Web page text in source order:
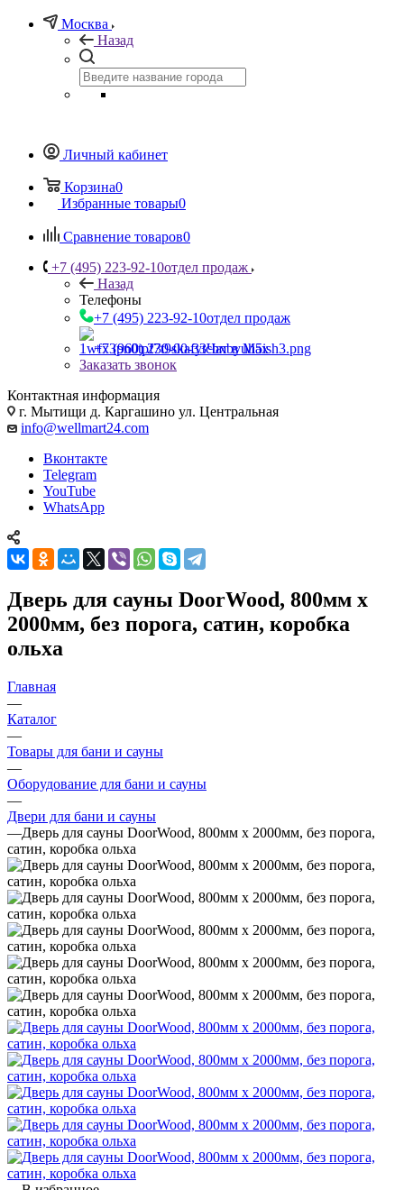
Москва
Назад
Личный кабинет
Корзина0
Избранные товары0
Сравнение товаров0
+7 (495) 223-92-10отдел продаж
Назад
Телефоны
+7 (495) 223-92-10отдел продаж
+7 (960) 230-00-33Чат в Max
Заказать звонок
Контактная информация
г. Мытищи д. Каргашино ул. Центральная
info@wellmart24.com
Вконтакте
Telegram
YouTube
WhatsApp
Дверь для сауны DoorWood, 800мм х
2000мм, без порога, сатин, коробка
ольха
Главная
—
Каталог
—
Товары для бани и сауны
—
Оборудование для бани и сауны
—
Двери для бани и сауны
—Дверь для сауны DoorWood, 800мм х 2000мм, без порога,
сатин, коробка ольха